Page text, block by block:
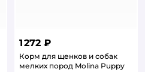
1 272 ₽
Корм для щенков и собак
мелких пород Molina Puppy